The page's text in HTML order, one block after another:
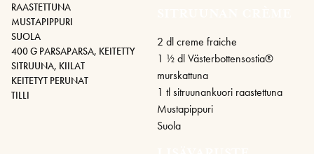
RAASTETTUNA
MUSTAPIPPURI
SUOLA
400 G PARSAPARSA, KEITETTY
SITRUUNA, KIILAT
KEITETYT PERUNAT
TILLI
2 dl creme fraiche
1 1⁄2 dl Västerbottensostia®
murskattuna
1 tl sitruunankuori raastettuna
Mustapippuri
Suola